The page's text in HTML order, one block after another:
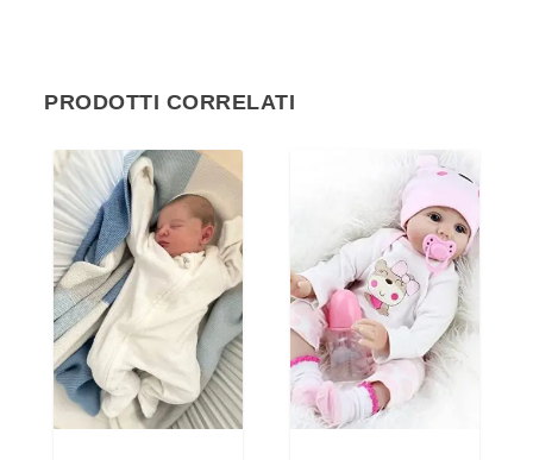
PRODOTTI CORRELATI